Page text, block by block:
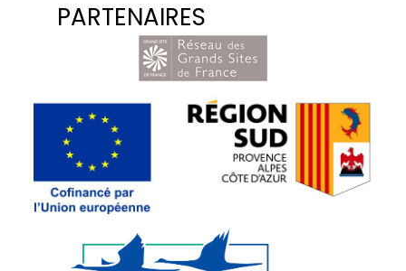
PARTENAIRES